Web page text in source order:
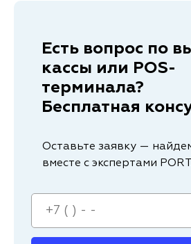
Есть вопрос по
кассы или POS-
терминала?
Бесплатная
Оставьте заявку —
вместе с экспертами